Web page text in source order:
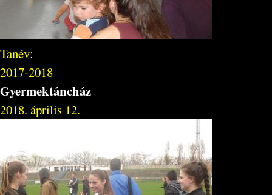
Tanév:
2017-2018
Gyermektáncház
2018. április 12.